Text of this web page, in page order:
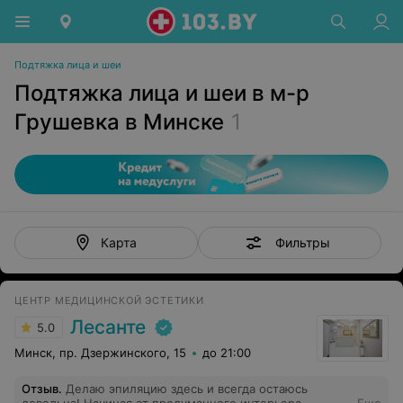
Подтяжка лица и шеи
Подтяжка лица и шеи в м-р
Грушевка в Минске 1
Карта Фильтры
ЦЕНТР МЕДИЦИНСКОЙ ЭСТЕТИКИ
5.0 Лесанте
Минск, пр. Дзержинского, 15 до 21:00
Отзыв. Делаю эпиляцию здесь и всегда остаюсь